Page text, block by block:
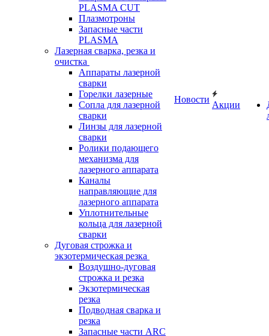
PLASMA CUT
Плазмотроны
Запасные части
PLASMA
Лазерная сварка, резка и
очистка
Аппараты лазерной
сварки
Горелки лазерные
Сопла для лазерной
сварки
Линзы для лазерной
сварки
Ролики подающего
механизма для
лазерного аппарата
Каналы
направляющие для
лазерного аппарата
Уплотнительные
кольца для лазерной
сварки
Дуговая строжка и
экзотермическая резка
Воздушно-дуговая
строжка и резка
Экзотермическая
резка
Подводная сварка и
резка
Запасные части ARC
Новости
Акции